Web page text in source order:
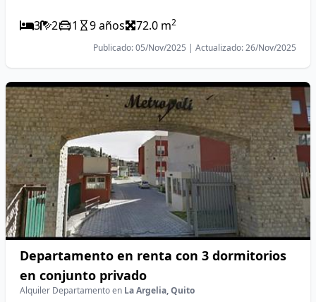
3 2 1 9 años 72.0 m2
Publicado: 05/Nov/2025 | Actualizado: 26/Nov/2025
Departamento en renta con 3 dormitorios
en conjunto privado
Alquiler Departamento en La Argelia, Quito